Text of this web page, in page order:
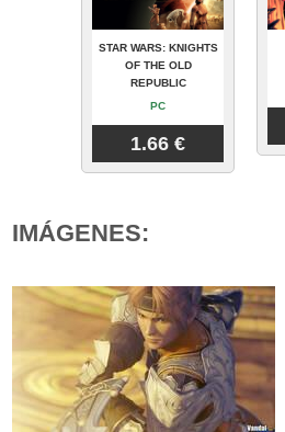
STAR WARS: KNIGHTS
OF THE OLD
REPUBLIC
PC
1.66 €
IMÁGENES: